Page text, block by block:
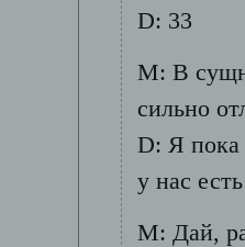
D: 33
М: В
сильно
D: Я пока
у нас
М: Дай,